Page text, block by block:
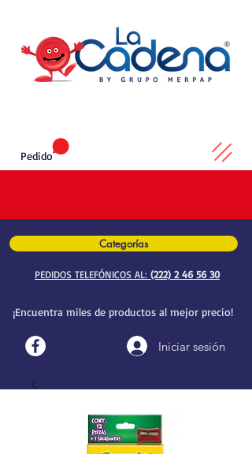
Categorías
PEDIDOS TELEFÓNICOS AL: (222) 2 46 56 30
¡Encuentra miles de productos al mejor precio!
Iniciar sesión
Pedido